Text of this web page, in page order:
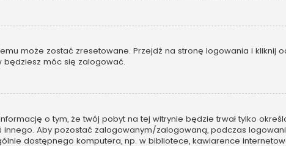
może zostać zresetowane. Przejdź na stronę logowania i kliknij
będziesz móc się zalogować.
o tym, że twój pobyt na tej witrynie będzie trwał tylko
Aby pozostać zalogowanym/zalogowaną, podczas
dostępnego komputera, np. w bibliotece, kawiarence